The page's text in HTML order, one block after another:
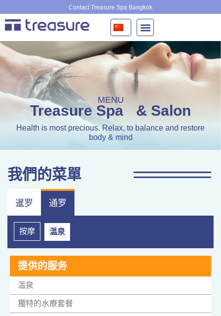
至
内
Contact Treasure Spa Bangkok
MENU
Treasure Spa & Salon
Health is most precious. Relax, to balance and restore
body & mind
我們的菜單
暹罗 通罗
按摩 温泉
提供的服务
温泉
獨特的水療套餐